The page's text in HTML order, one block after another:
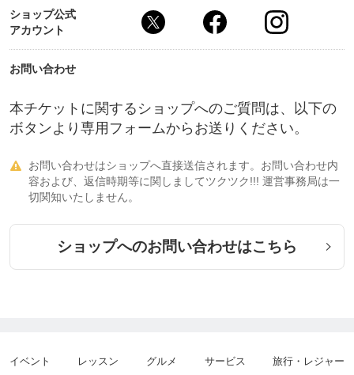
ショップ公式
アカウント
お問い合わせ
本チケットに関するショップへのご質問は、以下の
ボタンより専用フォームからお送りください。

お問い合わせはショップへ直接送信されます。お問い合わせ内
容および、返信時期等に関しましてツクツク!!! 運営事務局は一
切関知いたしません。
ショップへのお問い合わせはこちら
イベント レッスン グルメ サービス 旅行・レジャー